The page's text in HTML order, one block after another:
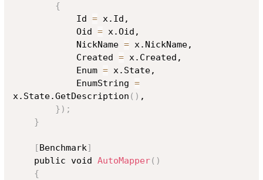
{
            Id
= x.Id,
            Oid
= x.Oid,
            NickName
= x.NickName,
            Created
= x.Created,
            Enum
= x.State,
            EnumString
=
x.State.GetDescription ( ) ,
} ) ;
}
[Benchmark]
    public void
AutoMapper( )
{